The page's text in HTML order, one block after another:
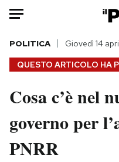
HOME
Italia
Politica
Tecnologia
QUESTO ARTICOLO HA
POLITICA Giovedì 14
Cosa c’è nel
governo per
PNRR